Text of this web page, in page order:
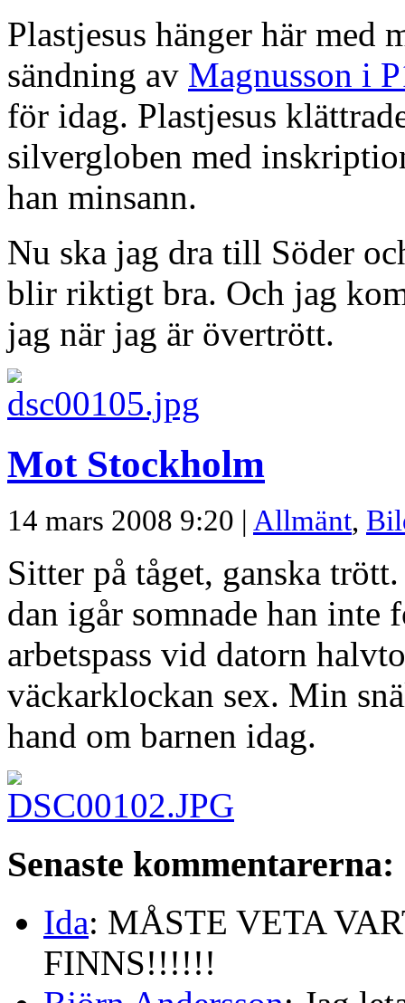
Plastjesus hänger här med
sändning av Magnusson i
för idag. Plastjesus
silvergloben med
han minsann.
Nu ska jag dra till Söder
blir riktigt bra. Och jag
jag när jag är övertrött.
Mot Stockholm
14 mars 2008 9:20 | Allmänt,
Sitter på tåget, ganska
dan igår somnade han inte
arbetspass vid datorn
väckarklockan sex. Min
hand om barnen idag.
Senaste kommentarerna:
Ida: MÅSTE VETA
FINNS!!!!!!